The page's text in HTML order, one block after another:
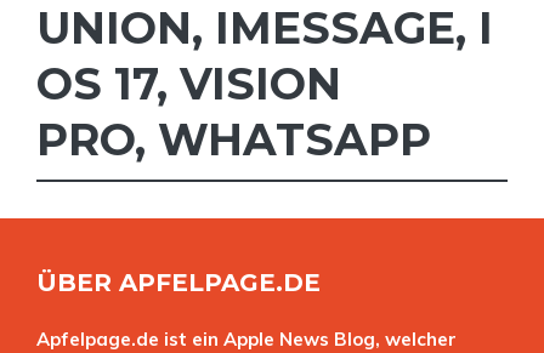
UNION, IMESSAGE, I
OS 17,VISION
PRO, WHATSAPP
ÜBER APFELPAGE.DE
Apfelpage.de ist ein Apple News Blog, welcher